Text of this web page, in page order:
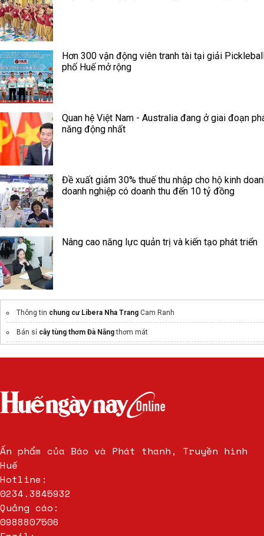
Hơn 300 vận động viên tranh tài tại giải
phố Huế mở rộng
Quan hệ Việt Nam - Australia đang ở giai đoạn
năng động nhất
Đề xuất giảm 30% thuế thu nhập cho hộ kinh
doanh nghiệp có doanh thu đến 10 tỷ đồng
Nâng cao năng lực quản trị và kiến tạo phát triển
Thông tin chung cư Libera Nha Trang Cam Ranh
Bán sỉ cây tùng thơm Đà Nẵngthơm mát
Ấn phẩm của Báo và Phát thanh, Truyền hình
Huế
Hotline:
0234.3845932
Quảng cáo:
0988807506